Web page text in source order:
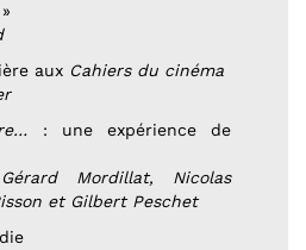
aux Cahiers du cinéma
: une expérience de
Mordillat, Nicolas
et Gilbert Peschet